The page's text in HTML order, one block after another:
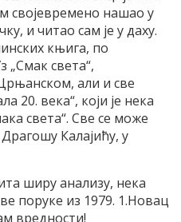
својевремено нашао у
и читао сам је у даху.
књига, по
„Смак света“,
али и све
20. века“, који је нека
света“. Све се може
Калајићу, у
ширу анализу, нека
поруке из 1979. 1.Новац
вредности!